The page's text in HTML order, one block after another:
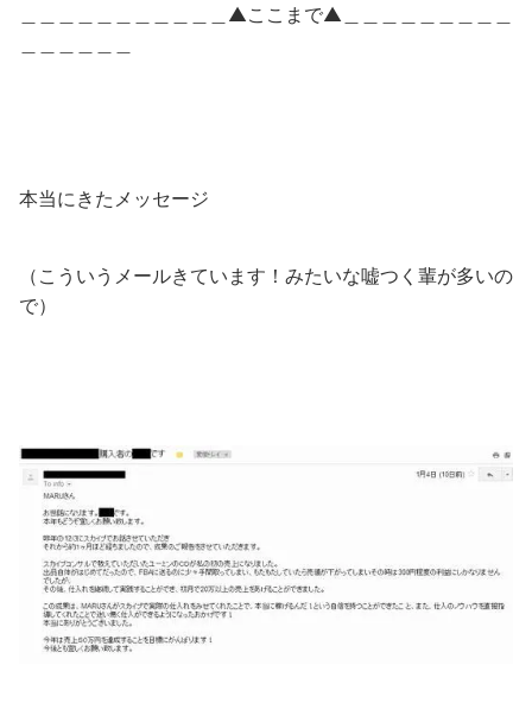
＿＿＿＿＿＿＿＿＿＿＿▲ここまで▲＿＿＿＿＿＿＿＿＿
本当にきたメッセージ
（こういうメールきています！みたいな嘘つく輩が多いの
で）